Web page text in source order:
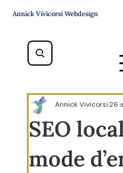
Annick Vivicorsi Webdesign
SEO
mode
Annick Vivicorsi26